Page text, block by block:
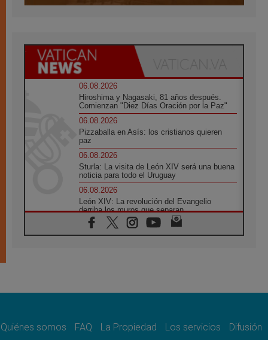
06.08.2026
Hiroshima y Nagasaki, 81 años después.
Comienzan "Diez Días Oración por la Paz"
06.08.2026
Pizzaballa en Asís: los cristianos quieren
paz
06.08.2026
Sturla: La visita de León XIV será una buena
noticia para todo el Uruguay
06.08.2026
León XIV: La revolución del Evangelio
derriba los muros que separan
06.08.2026
La Iglesia en Ceuta: caridad y esperanza
06.08.2026
06.08.2026
Quiénes somos FAQ La Propiedad Los servicios Difusión